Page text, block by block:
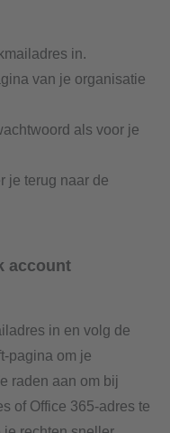
in.
van je organisatie
als voor je
je terug naar de
account
in en volg de
pagina om je
raden aan om bij
of Office 365-adres te